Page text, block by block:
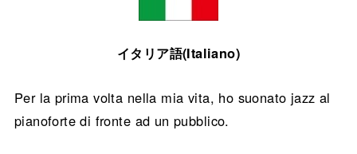
イタリア語(Italiano)
Per la prima volta nella mia vita, ho suonato jazz al
pianoforte di fronte ad un pubblico.